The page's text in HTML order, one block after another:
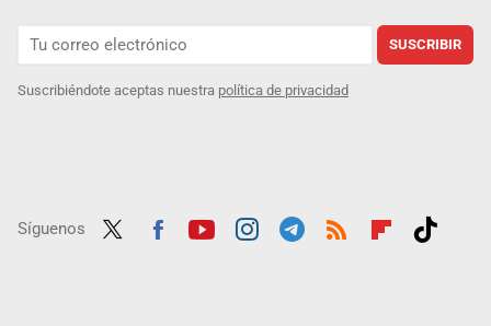
SUSCRIBIR
Suscribiéndote aceptas nuestra política de privacidad
Síguenos